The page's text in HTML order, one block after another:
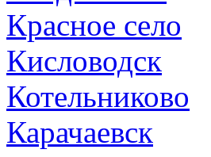
Красное село
Кисловодск
Котельниково
Карачаевск